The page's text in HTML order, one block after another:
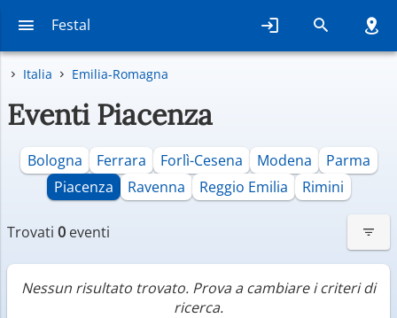
Festal
Italia Emilia-Romagna
Eventi Piacenza
Bologna Ferrara Forlì-Cesena Modena
Parma
Piacenza
Ravenna Reggio Emilia Rimini
Trovati 0 eventi
Nessun risultato trovato. Prova a cambiare i criteri di
ricerca.